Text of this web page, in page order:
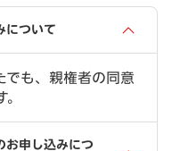
について
でも、親権者の同意
お申し込みにつ